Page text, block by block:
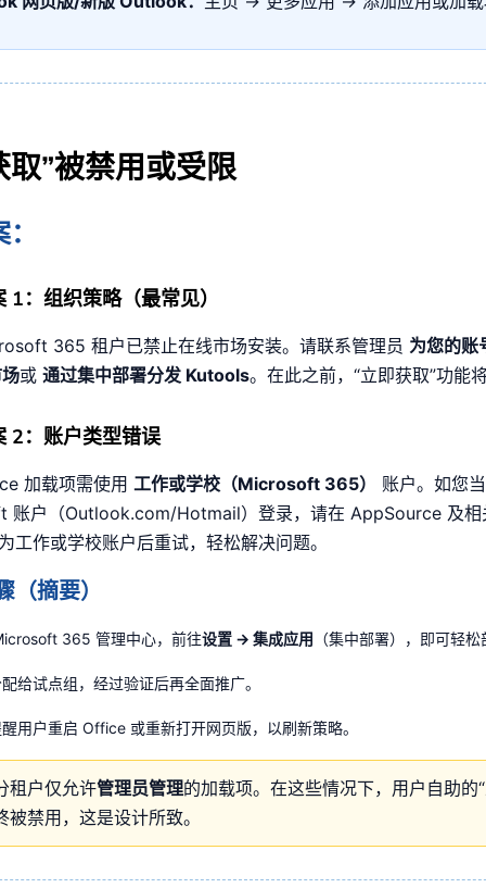
取”被禁用或受限
1：组织策略（最常见）
365 租户已禁止在线市场安装。请联系管理员 为您的账
或 通过集中部署分发 Kutools。在此之前，“立即获取”功能
2：账户类型错误
加载项需使用 工作或学校（Microsoft 365）
账户。如您
账户（Outlook.com/Hotmail）登录，请在 AppSource 及
工作或学校账户后重试，轻松解决问题。
（摘要）
365 管理中心，前往设置 → 集成应用 （集中部署），即可轻
给试点组，经过验证后再全面推广。
用户重启 Office 或重新打开网页版，以刷新策略。
租户仅允许管理员管理的加载项。在这些情况下，用户自助的
被禁用，这是设计所致。